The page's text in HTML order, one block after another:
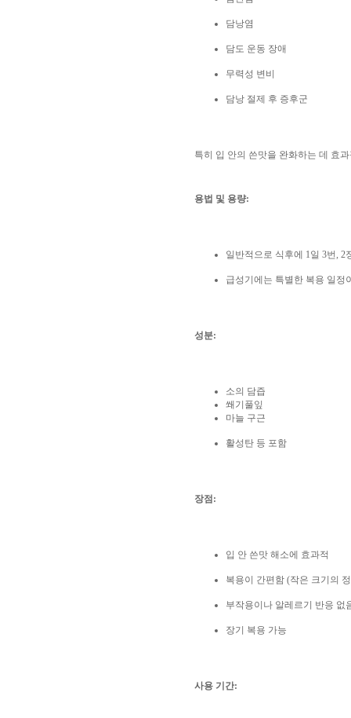
담낭염
담도 운동 장애
무력성 변비
담낭 절제 후 증후군
특히 입 안의 쓴맛을 완화하는 데 효
용법 및 용량:
일반적으로 식후에 1일 3번, 2
급성기에는 특별한 복용 일정
성분:
소의 담즙
쐐기풀잎
마늘 구근
활성탄 등 포함
장점:
입 안 쓴맛 해소에 효과적
복용이 간편함 (작은 크기의
부작용이나 알레르기 반응 없
장기 복용 가능
사용 기간: